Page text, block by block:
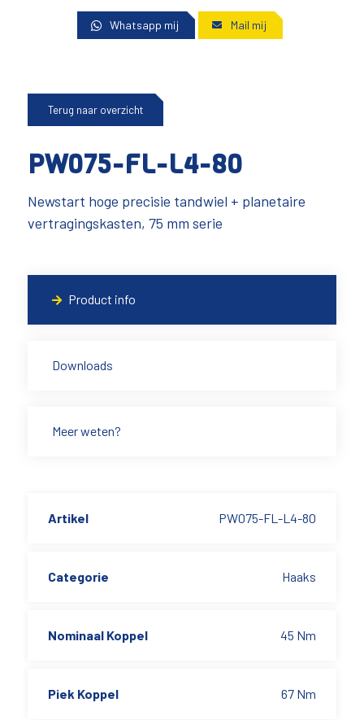
Whatsapp mij Mail mij
Terug naar overzicht
PW075-FL-L4-80
Newstart hoge precisie tandwiel + planetaire
vertragingskasten, 75 mm serie
Product info
Downloads
Meer weten?
Artikel PW075-FL-L4-80
Categorie Haaks
Nominaal Koppel 45 Nm
Piek Koppel 67 Nm